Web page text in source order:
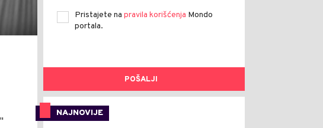
Pristajete na pravila korišćenja Mondo
portala.
POŠALJI
NAJNOVIJE